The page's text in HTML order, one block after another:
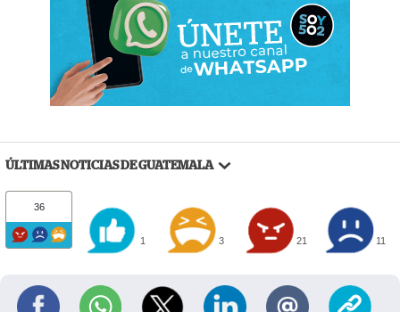
ÚLTIMAS NOTICIAS DE GUATEMALA
36
1 3 21 11